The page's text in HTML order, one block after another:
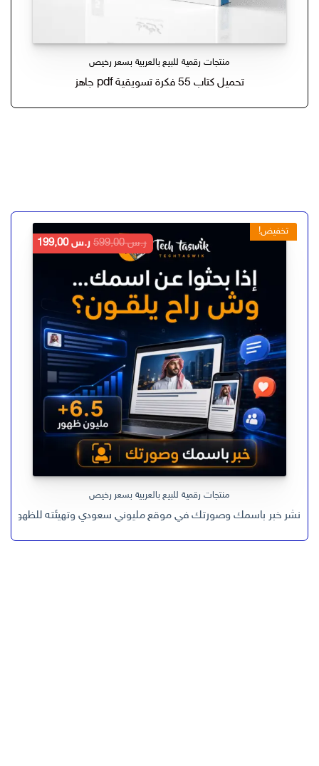
منتجات رقمية للبيع بالعربية بسعر رخيص
تحميل كتاب 55 فكرة تسويقية pdf جاهز
تخفيض!
منتجات رقمية للبيع بالعربية بسعر رخيص
نشر خبر باسمك وصورتك في موقع مليوني سعودي وتهيئته للظهور
ر.س599,00
السعر
هو:
ر.س 599,00.
ر.س199,00